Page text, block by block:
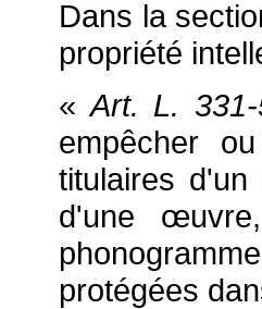
Dans la
propriété
«Art. L. 331-
empêcher
titulaires
d'une
protégées